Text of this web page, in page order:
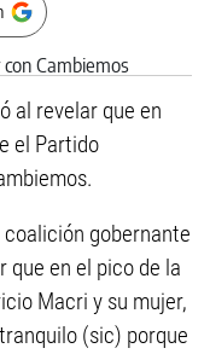
al revelar que en
el Partido
gobernante
en el pico de la
Macri y su mujer,
(sic) porque